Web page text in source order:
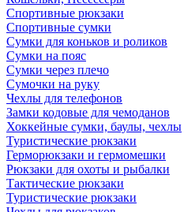
Спортивные рюкзаки
Спортивные сумки
Сумки для коньков и роликов
Сумки на пояс
Сумки через плечо
Сумочки на руку
Чехлы для телефонов
Замки кодовые для чемоданов
Хоккейные сумки, баулы, чехлы
Туристические рюкзаки
Герморюкзаки и гермомешки
Рюкзаки для охоты и рыбалки
Тактические рюкзаки
Туристические рюкзаки